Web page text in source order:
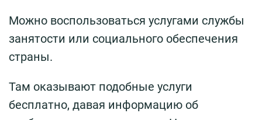
Можно воспользоваться услугами службы
занятости или социального обеспечения
страны.
Там оказывают подобные услуги
бесплатно, давая информацию об